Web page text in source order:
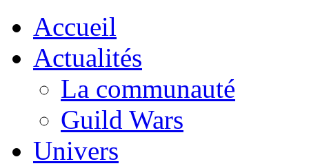
Accueil
Actualités
La communauté
Guild Wars
Univers